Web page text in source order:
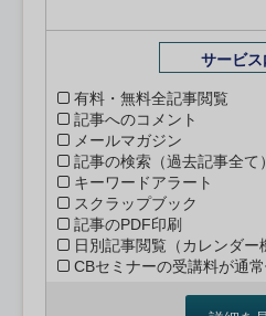
サービス
有料・無料全記事閲覧
記事へのコメント
メールマガジン
記事の検索（過去記事全て）
キーワードアラート
スクラップブック
記事のPDF印刷
日別記事閲覧（カレンダー
CBセミナーの受講料が通